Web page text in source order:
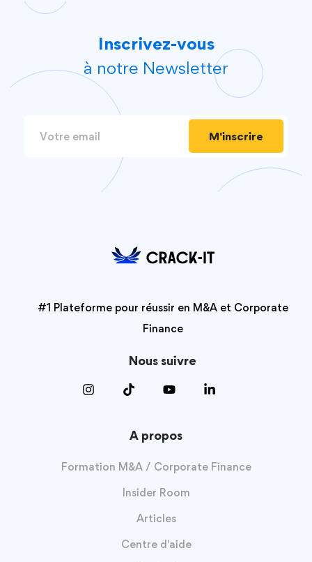
Inscrivez-vous
à notre Newsletter
M'inscrire
#1 Plateforme pour réussir en M&A et Corporate
Finance
Nous suivre
A propos
Formation M&A / Corporate Finance
Insider Room
Articles
Centre d'aide